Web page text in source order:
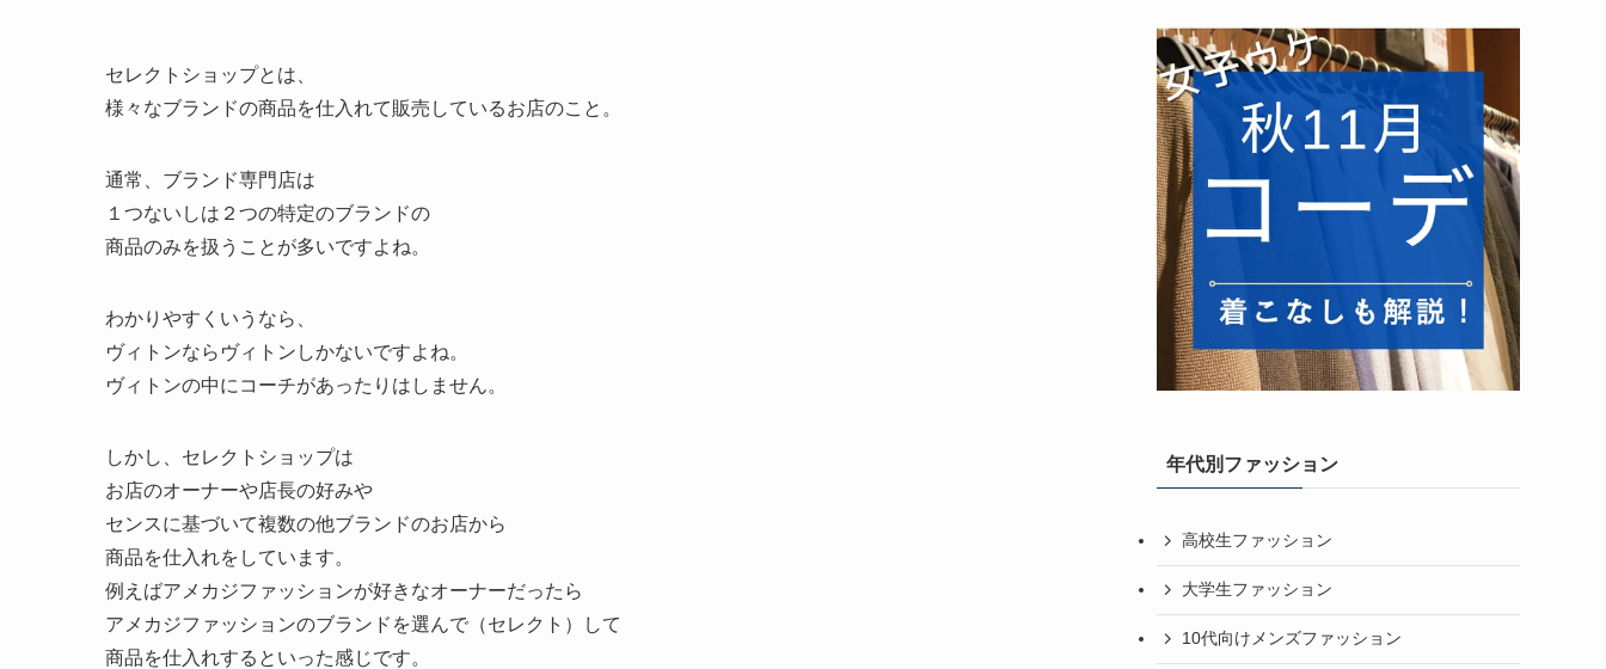
セレクトショップとは、
様々なブランドの商品を仕入れて販売しているお店のこと。
通常、ブランド専門店は
１つないしは２つの特定のブランドの
商品のみを扱うことが多いですよね。
わかりやすくいうなら、
ヴィトンならヴィトンしかないですよね。
ヴィトンの中にコーチがあったりはしません。
しかし、セレクトショップは
お店のオーナーや店長の好みや
センスに基づいて複数の他ブランドのお店から
商品を仕入れをしています。
例えばアメカジファッションが好きなオーナーだったら
アメカジファッションのブランドを選んで（セレクト）して
商品を仕入れするといった感じです。
年代別ファッション
高校生ファッション
大学生ファッション
10代向けメンズファッション